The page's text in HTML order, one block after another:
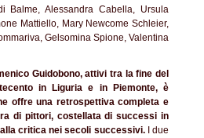
Balme, Alessandra Cabella, Ursula
Mattiello, Mary Newcome Schleier,
Gelsomina Spione, Valentina
Guidobono, attivi tra la fine del
in Liguria e in Piemonte, è
offre una retrospettiva completa e
di pittori, costellata di successi in
critica nei secoli successivi.I due